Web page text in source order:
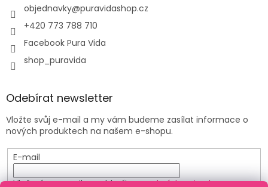
objednavky@puravidashop.cz
+420 773 788 710
Facebook Pura Vida
shop_puravida
Odebírat newsletter
Vložte svůj e-mail a my vám budeme zasílat informace o
nových produktech na našem e-shopu.
E-mail
Vložením e-mailu souhlasíte spodmínkami ochrany